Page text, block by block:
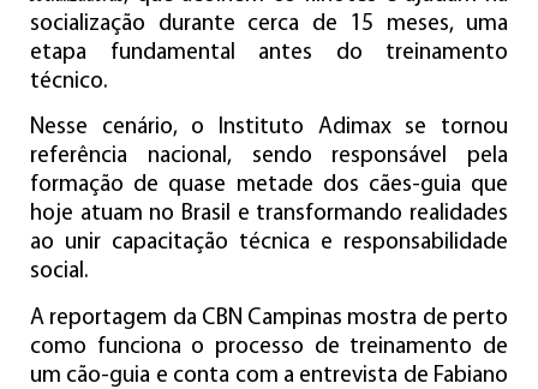
socialização durante cerca de 15 meses, uma
etapa fundamental antes do treinamento
técnico.
Nesse cenário, o Instituto Adimax se tornou
referência nacional, sendo responsável pela
formação de quase metade dos cães-guia que
hoje atuam no Brasil e transformando realidades
ao unir capacitação técnica e responsabilidade
social.
A reportagem da CBN Campinas mostra de perto
como funciona o processo de treinamento de
um cão-guia e conta com a entrevista de Fabiano